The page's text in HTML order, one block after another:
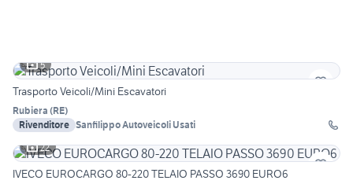
5
Trasporto Veicoli/Mini Escavatori
Rubiera (RE)
Rivenditore Sanfilippo Autoveicoli Usati
22
IVECO EUROCARGO 80-220 TELAIO PASSO 3690 EURO6